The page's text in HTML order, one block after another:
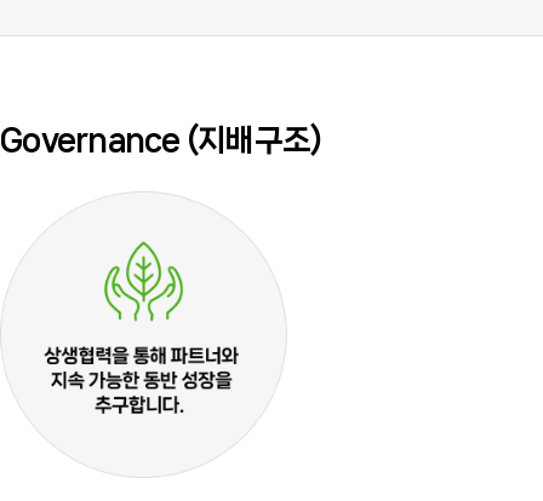
신념 하에 고객의 요구사항 및 기대를 충족시킬 수 있는
품질경영시스템 구축 및 이행
개발 및 설계 초기 단계부터 제품 및 서비스 제공 등의 모든
활동에 선제적이고 체계적인 품질경영시스템을 구축,
이행 및 지속적인 개선을 한다.
최고의 품질 경쟁력 확보
잠재적인 Risk를 사전에 식별 및 제거하여 지속적인
개선을 추진하고 혁신적인 제품 개발 및 기술 내재화를
자율안전문화 구축 및 선행지표 관리
ESG경영의 근간이 되는 SHE 법규를 준수하고 임직원이
적극적으로 참여하는 자율안전문화 구축, 선행지표
관리로 신뢰받는 기업이 되도록 한다.
위험요인 적극 발굴 및 지속적인 개선
우리의 모든 활동에서 잠재 위험요인을 적극적으로 발굴
및 지속적 개선을 통해 인명, 재산 등 손실을 제도화한다.
Governance (지배구조)